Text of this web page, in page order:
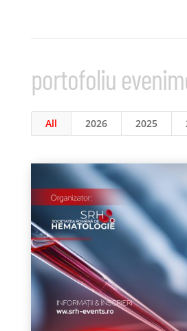
portofoliu
All 2025
2026